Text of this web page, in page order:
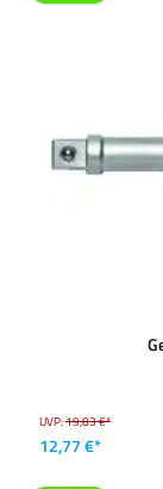
UVP:19,83 €*
12,77 €*